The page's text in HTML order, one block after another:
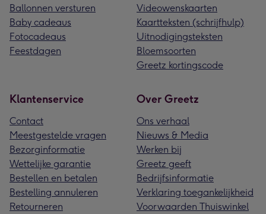
Ballonnen versturen
Baby cadeaus
Fotocadeaus
Feestdagen
Videowenskaarten
Kaartteksten (schrijfhulp)
Uitnodigingsteksten
Bloemsoorten
Greetz kortingscode
Klantenservice
Contact
Meestgestelde vragen
Bezorginformatie
Wettelijke garantie
Bestellen en betalen
Bestelling annuleren
Retourneren
Over Greetz
Ons verhaal
Nieuws & Media
Werken bij
Greetz geeft
Bedrijfsinformatie
Verklaring toegankelijkheid
Voorwaarden Thuiswinkel